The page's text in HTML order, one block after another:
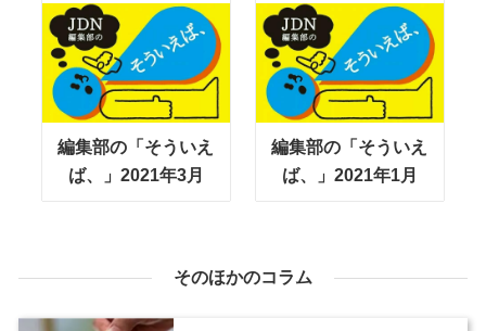
編集部の「そういえ
ば、」2021年3月
編集部の「そういえ
ば、」2021年1月
そのほかのコラム